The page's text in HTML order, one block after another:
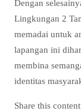
Dengan
Lingkungan 2
memadai untuk
lapangan ini
membina
identitas
Share this